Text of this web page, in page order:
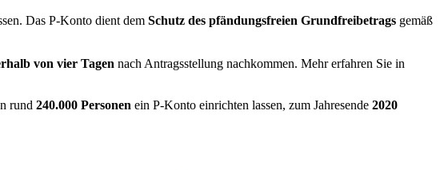
Das P-Konto dient dem Schutz des pfändungsfreien Grundfreibetrags gemäß
von vier Tagen nach Antragsstellung nachkommen. Mehr erfahren Sie in
rund 240.000 Personen ein P-Konto einrichten lassen, zum Jahresende 2020